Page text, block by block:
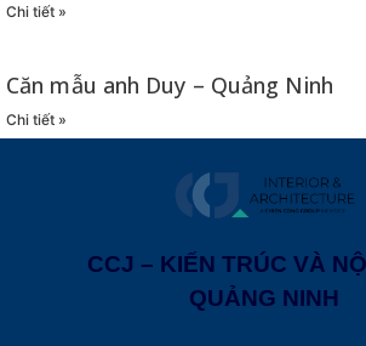
Chi tiết »
Căn mẫu anh Duy – Quảng Ninh
Chi tiết »
CCJ – KIẾN TRÚC VÀ
QUẢNG NINH